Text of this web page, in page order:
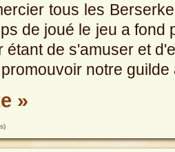
tous les
de joué le jeu a
étant de s'amuser et
notre
»
)